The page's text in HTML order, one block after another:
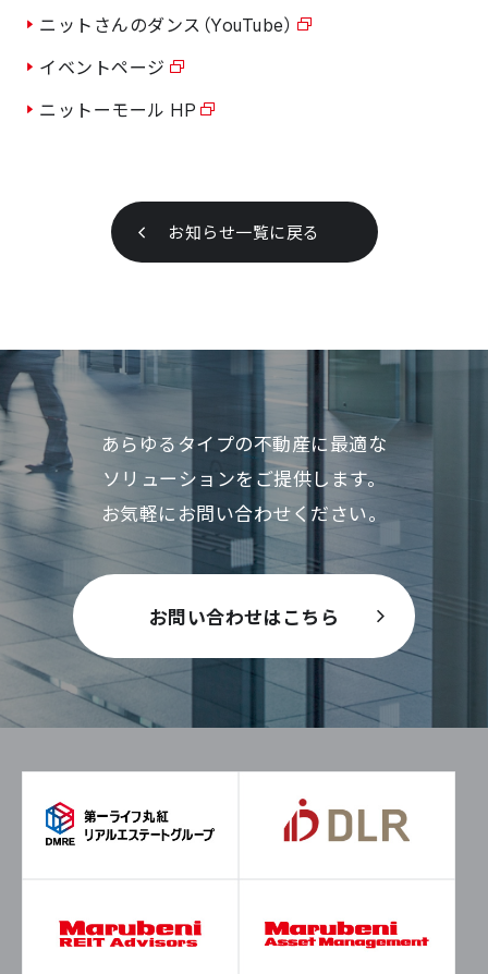
ニットさんのダンス（YouTube）
イベントページ
ニットーモール HP
お知らせ一覧に戻る
あらゆるタイプの不動産に最適な
ソリューションをご提供します。
お気軽にお問い合わせください。
お問い合わせはこちら